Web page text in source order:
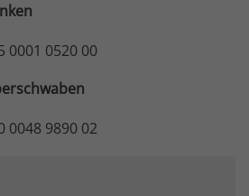
0001 0520 00
0048 9890 02